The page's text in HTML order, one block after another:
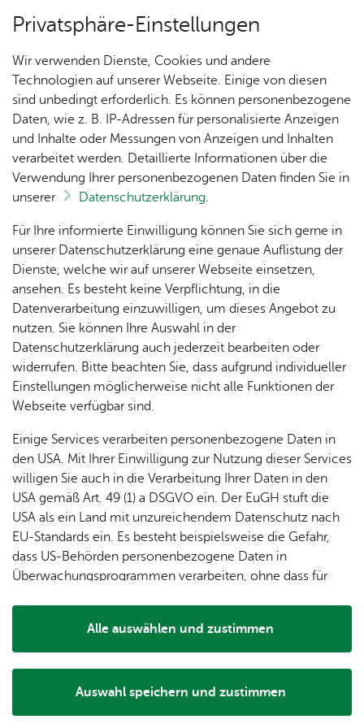
Un­se­re Ort­schaft
Ak­tu­
1250
Jahre
Ai­lin­
gen
chen­
markt
Mit­tei­
lungs­
blatt
Zah­
len,
Daten
& Fak­
ten
Ai­lin­
ger
Fe­ri­
en­
Ge­
schic
h­te
Orts­
vor­
& Ort­
schaft
s­rat
Ver­
eins­le­
ben
Lo­ka­le
Agen­
da
Ak­ti­on
mein­
sinn
Ai­lin­
gen
Öf­
fent­li­
Ein­
rich­
tun­
gen
Bil­der
Orts­
plan
Aus­bil­
dung
& of­fe­
Un­se­re Ort­schaft
Aktuelles
Informieren Sie sich hier über Neuigkeiten aus
Ailingen. Alle aktuellen Veranstaltungen finden
Sie in unserem
Terminkalender.
Erweiterte Suche
Uferpromenade: Rücksicht
auf brütende Schwäne
Privatsphäre-Einstellungen
Wir verwenden Dienste, Cookies und andere
Technologien auf unserer Webseite. Einige von diesen
sind unbedingt erforderlich. Es können personenbezogene
Daten, wie z. B. IP-Adressen für personalisierte Anzeigen
und Inhalte oder Messungen von Anzeigen und Inhalten
verarbeitet werden. Detaillierte Informationen über die
Verwendung Ihrer personenbezogenen Daten finden Sie in
unserer
Datenschutzerklärung.
Für Ihre informierte Einwilligung können Sie sich gerne in
unserer Datenschutzerklärung eine genaue Auflistung der
Dienste, welche wir auf unserer Webseite einsetzen,
ansehen. Es besteht keine Verpflichtung, in die
Datenverarbeitung einzuwilligen, um dieses Angebot zu
nutzen. Sie können Ihre Auswahl in der
Datenschutzerklärung auch jederzeit bearbeiten oder
widerrufen. Bitte beachten Sie, dass aufgrund individueller
Einstellungen möglicherweise nicht alle Funktionen der
Webseite verfügbar sind.
Einige Services verarbeiten personenbezogene Daten in
den USA. Mit Ihrer Einwilligung zur Nutzung dieser Services
willigen Sie auch in die Verarbeitung Ihrer Daten in den
USA gemäß Art. 49 (1) a DSGVO ein. Der EuGH stuft die
USA als ein Land mit unzureichendem Datenschutz nach
EU-Standards ein. Es besteht beispielsweise die Gefahr,
dass US-Behörden personenbezogene Daten in
Überwachungsprogrammen verarbeiten, ohne dass für
Auswahl speichern und zustimmen
Alle auswählen und zustimmen